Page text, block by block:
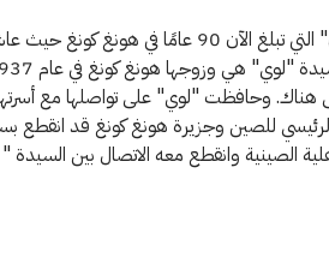
نشأت شقيقته السيدة "لوي ياو شون" التي تبلغ الآن 90
وحافظت "لوي" على تواصلها مع
الرئيسي للصين وجزيرة هونغ كونغ قد
الصينية وانقطع معه الاتصال بين